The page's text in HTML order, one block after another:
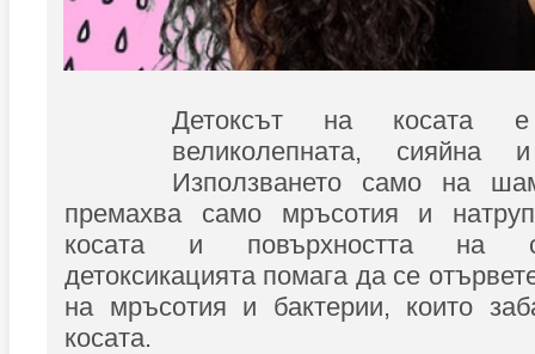
Детоксът на косата
великолепната, сияйна
Използването само на
премахва само мръсотия и
косата и повърхността на
детоксикацията помага да се
на мръсотия и бактерии, които
косата.